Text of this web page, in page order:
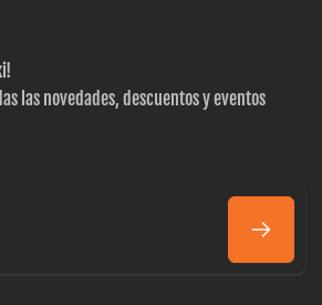
las novedades, descuentos y eventos